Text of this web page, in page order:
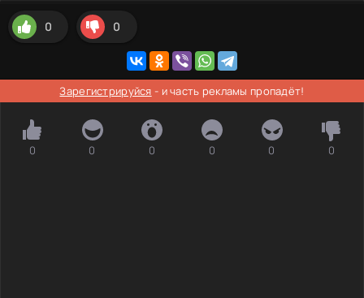
0 0
Зарегистрируйся - и часть рекламы пропадёт!
0 0 0 0 0 0